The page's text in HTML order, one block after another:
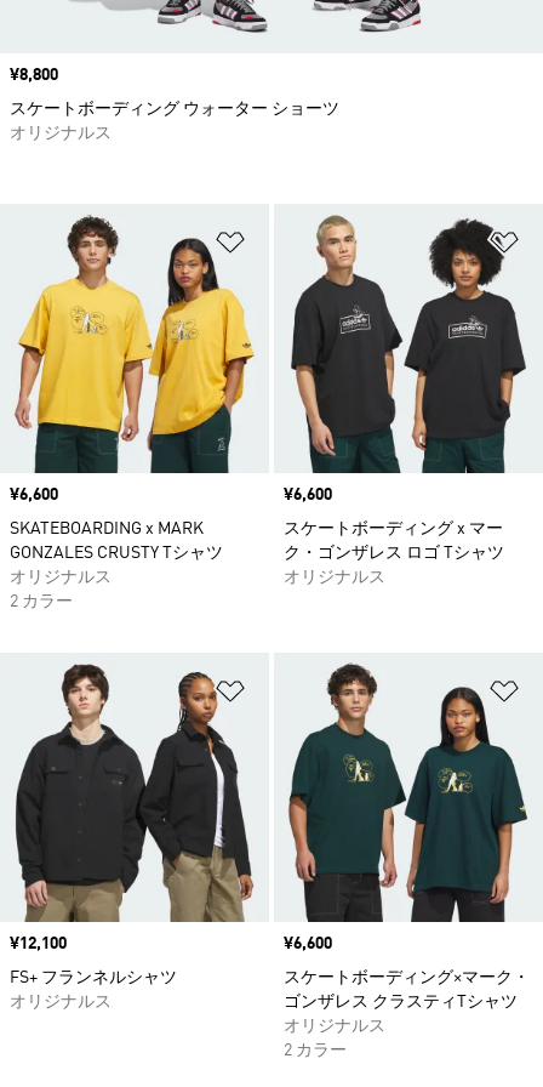
ほしいものリストに追加
価格
¥6,600
SKATEBOARDING x MARK
GONZALES CRUSTY Tシャツ
オリジナルス
2 カラー
価格
¥6,600
スケートボーディング x マー
ク・ゴンザレス ロゴ Tシャツ
オリジナルス
ほしいものリストに追加
価格
¥12,100
FS+ フランネルシャツ
オリジナルス
価格
¥6,600
スケートボーディング×マーク・
ゴンザレス クラスティTシャツ
オリジナルス
2 カラー
価格
¥8,800
スケートボーディング ウォーター ショーツ
オリジナルス